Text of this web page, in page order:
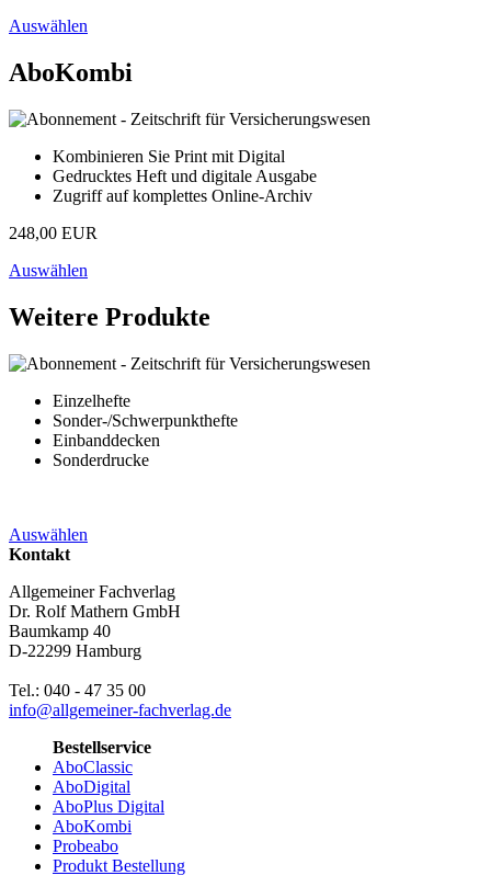
Auswählen
AboKombi
Kombinieren Sie Print mit Digital
Gedrucktes Heft und digitale Ausgabe
Zugriff auf komplettes Online-Archiv
248,00 EUR
Auswählen
Weitere Produkte
Einzelhefte
Sonder-/Schwerpunkthefte
Einbanddecken
Sonderdrucke
Auswählen
Kontakt
Allgemeiner Fachverlag
Dr. Rolf Mathern GmbH
Baumkamp 40
D-22299 Hamburg
Tel.: 040 - 47 35 00
info@allgemeiner-fachverlag.de
Bestellservice
AboClassic
AboDigital
AboPlus Digital
AboKombi
Probeabo
Produkt Bestellung